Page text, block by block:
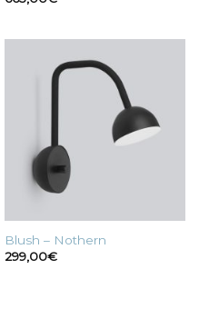
Blush – Nothern
299,00€